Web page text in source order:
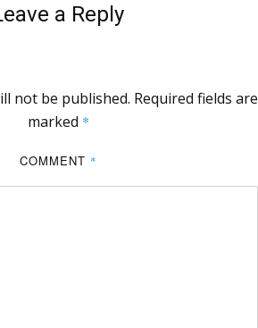
a Reply
not be published. Required fields are
marked *
COMMENT *